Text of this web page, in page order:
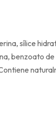
sílice
benzoato